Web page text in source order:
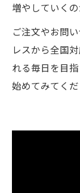
増やしていくの
ご注文やお問
レスから全国
れる毎日を目
始めてみてくだ